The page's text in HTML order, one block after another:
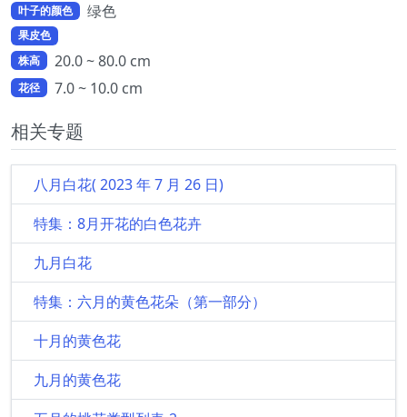
叶子的颜色 绿色
果皮色
株高
20.0 ~ 80.0 cm
花径 7.0 ~ 10.0 cm
相关专题
八月白花( 2023 年 7 月 26 日)
特集：8月开花的白色花卉
九月白花
特集：六月的黄色花朵（第一部分）
十月的黄色花
九月的黄色花